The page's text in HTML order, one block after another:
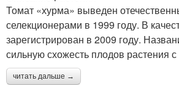
Томат «хурма» выведен
селекционерами в 1999 году. В
зарегистрирован в 2009 году.
сильную схожесть плодов растения
читать дальше →